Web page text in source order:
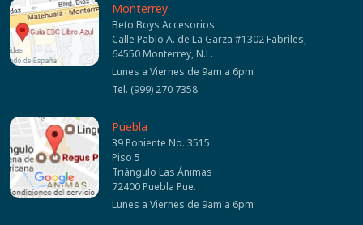
Monterrey
Beto Boys Accesorios
Calle Pablo A. de La Garza #1302 Fabriles,
64550 Monterrey, N.L.
Lunes a Viernes de 9am a 6pm
Tel. (999) 270 7358
Puebla
39 Poniente No. 3515
Piso 5
Triángulo Las Ánimas
72400 Puebla Pue.
Lunes a Viernes de 9am a 6pm